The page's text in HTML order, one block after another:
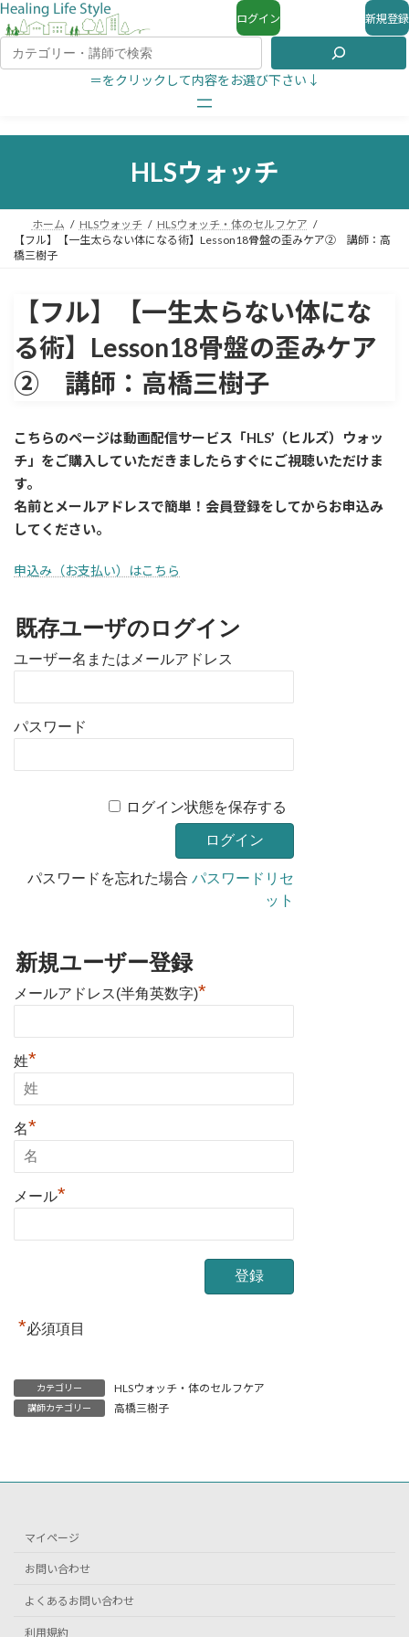
ログイン 新規登録
＝をクリックして内容をお選び下さい↓
HLSウォッチ
ホーム HLSウォッチ
HLSウォッチ・体のセルフケア
【フル】【一生太らない体になる術】Lesson18骨盤の歪みケア② 講師：高
橋三樹子
【フル】【一生太らない体にな
る術】Lesson18骨盤の歪みケア
② 講師：高橋三樹子
こちらのページは動画配信サービス「HLS’（ヒルズ）ウォッ
チ」をご購入していただきましたらすぐに ご視聴いただけま
す。
名前とメールアドレスで簡単！会員登録をしてからお申込み
してください。
申込み（お支払い）はこちら
既存ユーザのログイン
ユーザー名またはメールアドレス
パスワード
ログイン状態を保存する
パスワードを忘れた場合パスワードリセ
ット
新規ユーザー登録
メールアドレス(半角英数字)*
姓*
名*
メール*
*必須項目
カテゴリー HLSウォッチ・体のセルフケア
講師カテゴリー 高橋三樹子
マイページ
お問い合わせ
よくあるお問い合わせ
利用規約